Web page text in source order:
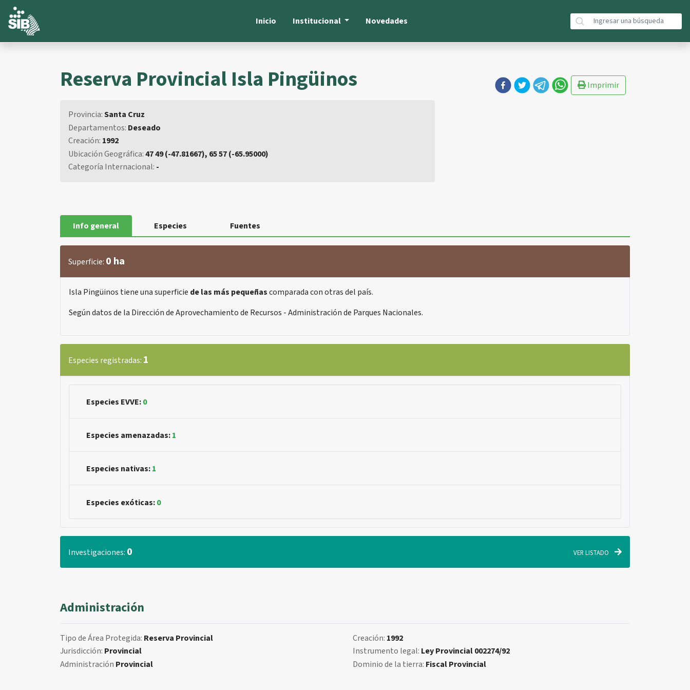
Inicio Institucional Novedades
Imprimir
Reserva Provincial Isla Pingüinos
Provincia:Santa Cruz
Departamentos: Deseado
Creación: 1992
Ubicación Geográfica:47 49 (-47.81667), 65 57 (-65.95000)
Categoría Internacional: -
Info general Especies Fuentes
Superficie: 0 ha
Isla Pingüinos tiene una superficie de las más pequeñascomparada con otras del país.
Según datos de la Dirección de Aprovechamiento de Recursos - Administración de Parques Nacionales.
Especies registradas: 1
Especies EVVE:0
Especies amenazadas:1
Especies nativas:1
Especies exóticas:0
Investigaciones: 0 VER LISTADO
Administración
Tipo de Área Protegida: Reserva Provincial
Jurisdicción: Provincial
Administración Provincial
Creación: 1992
Instrumento legal: Ley Provincial 002274/92
Dominio de la tierra: Fiscal Provincial